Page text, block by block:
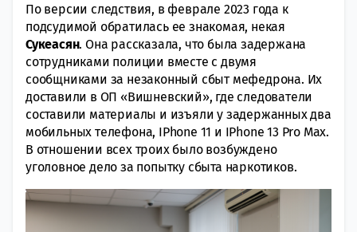
По версии следствия, в феврале 2023 года к
подсудимой обратилась ее знакомая, некая
Сукеасян. Она рассказала, что была задержана
сотрудниками полиции вместе с двумя
сообщниками за незаконный сбыт мефедрона. Их
доставили в ОП «Вишневский», где следователи
составили материалы и изъяли у задержанных два
мобильных телефона, IPhone 11 и IPhone 13 Pro Max.
В отношении всех троих было возбуждено
уголовное дело за попытку сбыта наркотиков.